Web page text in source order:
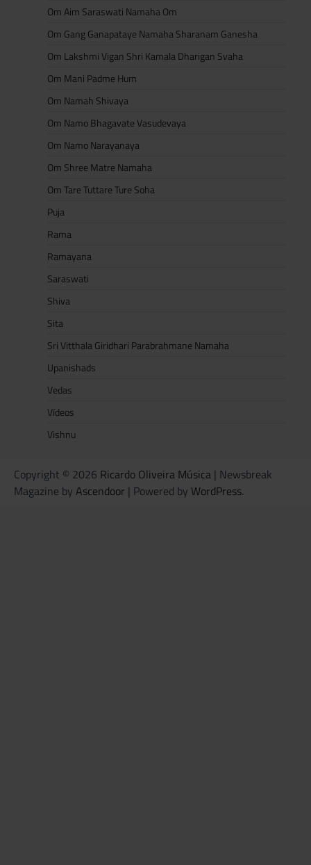
Om Aim Saraswati Namaha Om
Om Gang Ganapataye Namaha Sharanam Ganesha
Om Lakshmi Vigan Shri Kamala Dharigan Svaha
Om Mani Padme Hum
Om Namah Shivaya
Om Namo Bhagavate Vasudevaya
Om Namo Narayanaya
Om Shree Matre Namaha
Om Tare Tuttare Ture Soha
Puja
Rama
Ramayana
Saraswati
Shiva
Sita
Sri Vitthala Giridhari Parabrahmane Namaha
Upanishads
Vedas
Vídeos
Vishnu
Copyright © 2026 Ricardo Oliveira Música | Newsbreak
Magazine by Ascendoor | Powered by WordPress.